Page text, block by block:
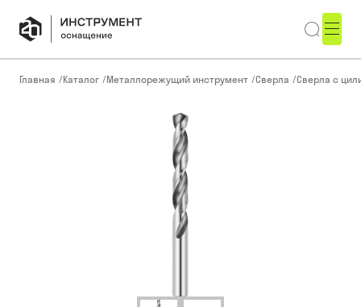
Главная /Каталог /Металлорежущий инструмент /Сверла /Сверла с